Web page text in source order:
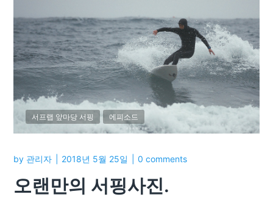
서프랩 앞마당 서핑 에피소드
by 관리자 2018년 5월 25일 0 comments
오랜만의 서핑사진.